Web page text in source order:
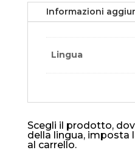
Informazioni
Lingua
Scegli il prodotto,
della lingua, imposta
al carrello.